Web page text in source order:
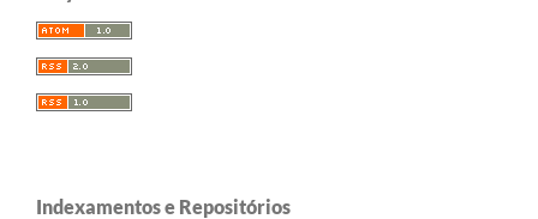
Indexamentos e Repositórios